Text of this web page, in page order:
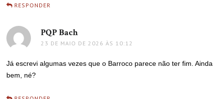
RESPONDER
PQP Bachdisse:
23 DE MAIO DE 2026 ÀS 10:12
Já escrevi algumas vezes que o Barroco parece não ter fim. Ainda
bem, né?